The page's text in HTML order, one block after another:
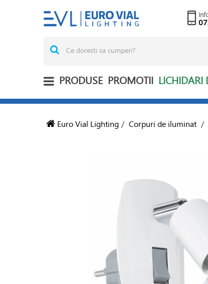
PRODUSE PROMOTII LICHIDARI
Euro Vial Lighting / Corpuri de iluminat /